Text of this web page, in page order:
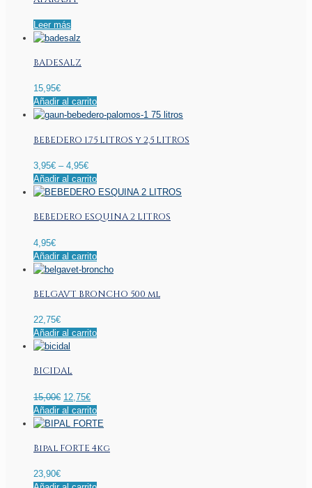
Leer más
BADESALZ
15,95€
Añadir al carrito
BEBEDERO 1.75 LITROS y 2,5 LITROS
3,95€ – 4,95€
Añadir al carritoEste
producto
múltiples
opciones
se
elegir
página
BEBEDERO ESQUINA 2 LITROS
4,95€
Añadir al carrito
BELGAVT BRONCHO 500 ml
22,75€
Añadir al carrito
BICIDAL
15,00€ El
precio
original
15,00€.
12,75€El
precio
actual
12,75€.
Añadir al carrito
Bipal FORTE 4kg
23,90€